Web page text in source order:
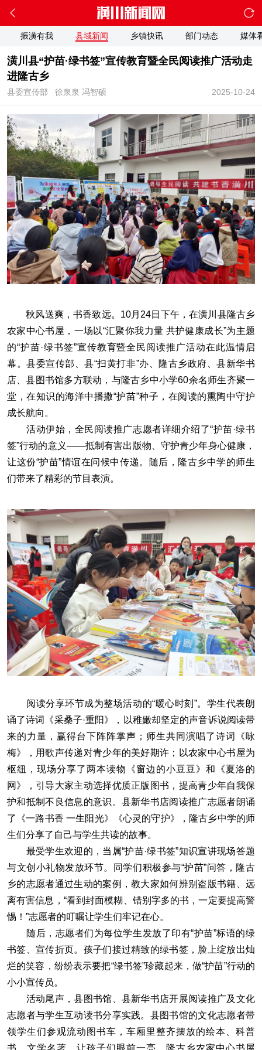
振潢有我 县域新闻 乡镇快讯 部门动态 媒体
潢川县“护苗·绿书签”宣传教育暨全民阅读推广活动走
进隆古乡
2025-10-24
县委宣传部 徐泉泉 冯智硕
秋风送爽，书香致远。10月24日下午，在潢川县隆古乡
农家中心书屋，一场以“汇聚你我力量 共护健康成长”为主题
的“护苗·绿书签”宣传教育暨全民阅读推广活动在此温情启
幕。县委宣传部、县“扫黄打非”办、隆古乡政府、县新华书
店、县图书馆多方联动，与隆古乡中小学60余名师生齐聚一
堂，在知识的海洋中播撒“护苗”种子，在阅读的熏陶中守护
成长航向。
活动伊始，全民阅读推广志愿者详细介绍了“护苗·绿书
签”行动的意义——抵制有害出版物、守护青少年身心健康，
让这份“护苗”情谊在问候中传递。随后，隆古乡中学的师生
们带来了精彩的节目表演。
阅读分享环节成为整场活动的“暖心时刻”。学生代表朗
诵了诗词《采桑子·重阳》，以稚嫩却坚定的声音诉说阅读带
来的力量，赢得台下阵阵掌声；师生共同演唱了诗词《咏
梅》，用歌声传递对青少年的美好期许；以农家中心书屋为
枢纽，现场分享了两本读物《窗边的小豆豆》和《夏洛的
网》，引导大家主动选择优质正版图书，提高青少年自我保
护和抵制不良信息的意识。县新华书店阅读推广志愿者朗诵
了《一路书香 一生阳光》《心灵的守护》，隆古乡中学的师
生们分享了自己与学生共读的故事。
最受学生欢迎的，当属“护苗·绿书签”知识宣讲现场答题
与文创小礼物发放环节。同学们积极参与“护苗”问答，隆古
乡的志愿者通过生动的案例，教大家如何辨别盗版书籍、远
离有害信息，“看到封面模糊、错别字多的书，一定要提高警
惕！”志愿者的叮嘱让学生们牢记在心。
随后，志愿者们为每位学生发放了印有“护苗”标语的绿
书签、宣传折页。孩子们接过精致的绿书签，脸上绽放出灿
烂的笑容，纷纷表示要把“绿书签”珍藏起来，做“护苗”行动的
小小宣传员。
活动尾声，县图书馆、县新华书店开展阅读推广及文化
志愿者与学生互动读书分享实践。县图书馆的文化志愿者带
领学生们参观流动图书车，车厢里整齐摆放的绘本、科普